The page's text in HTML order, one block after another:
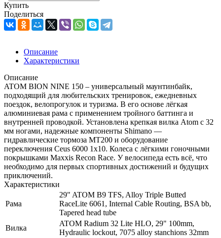
Купить
Поделиться
Описание
Характеристики
Описание
ATOM BION NINE 150 – универсальный маунтинбайк,
подходящий для любительских тренировок, ежедневных
поездок, велопрогулок и туризма. В его основе лёгкая
алюминиевая рама с применением тройного баттинга и
внутренней проводкой. Установлена крепкая вилка Atom с 32
мм ногами, надежные компоненты Shimano —
гидравлические тормоза MT200 и оборудование
переключения Ceus 6000 1х10. Колеса с лёгкими гоночными
покрышками Maxxis Recon Race. У велосипеда есть всё, что
необходимо для первых спортивных достижений и будущих
приключений.
Характеристики
Рама
29" ATOM B9 TFS, Alloy Triple Butted
RaceLite 6061, Internal Cable Routing, BSA bb,
Tapered head tube
Вилка
ATOM Radium 32 Lite HLO, 29" 100mm,
Hydraulic lockout, 7075 alloy stanchions 32mm